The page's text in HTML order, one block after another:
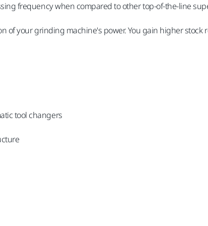
frequency when compared to other top-of-the-line
your grinding machine's power. You gain higher stock
tool changers